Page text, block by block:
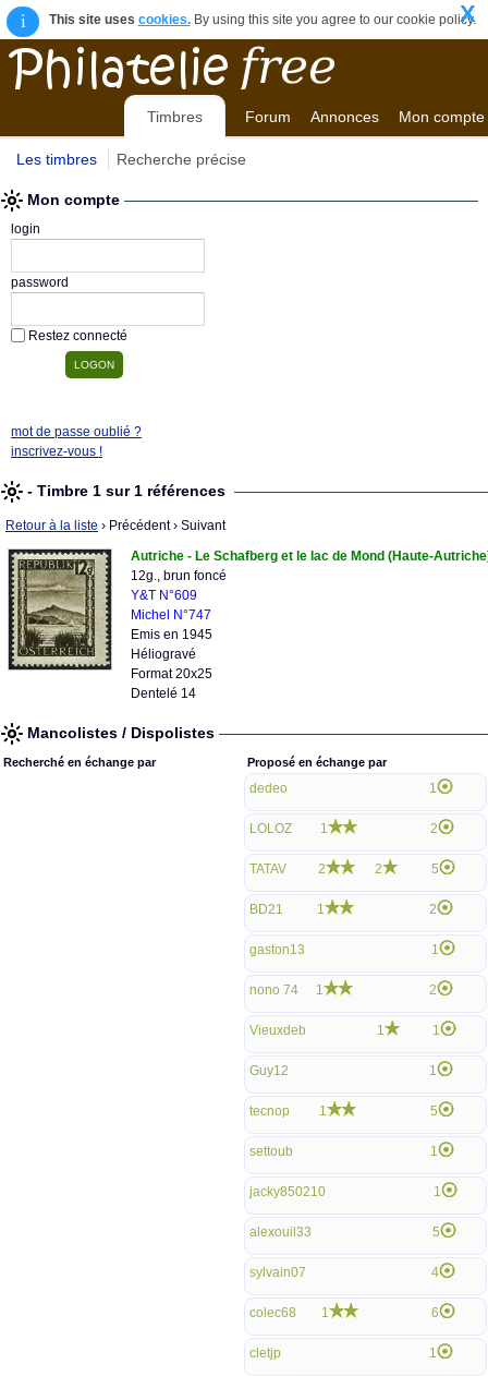
i This site uses cookies.By using this site you agree to our cookie policy.
X
Timbres Forum Annonces Mon compte
Les timbres Recherche précise
Mon compte
login
password
Restez connecté
mot de passe oublié ?
inscrivez-vous !
- Timbre 1 sur 1 références
Retour à la liste › Précédent› Suivant
Autriche - Le Schafberg et le lac de Mond (Haute-
12g., brun foncé
Y&T N°609
Michel N°747
Emis en 1945
Héliogravé
Format 20x25
Dentelé 14
Mancolistes / Dispolistes
Recherché en échange par Proposé en échange par
dedeo 1
LOLOZ 1 2
TATAV 2 2 5
BD21 1 2
gaston13 1
nono 74 1 2
Vieuxdeb 1 1
Guy12 1
tecnop 1 5
settoub 1
jacky850210 1
alexouil33 5
sylvain07 4
colec68 1 6
cletjp 1